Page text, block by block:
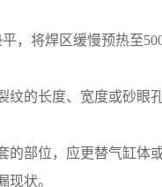
，将焊区缓慢预热至
的长度、宽度或砂眼
的部位，应更替气缸体
状。